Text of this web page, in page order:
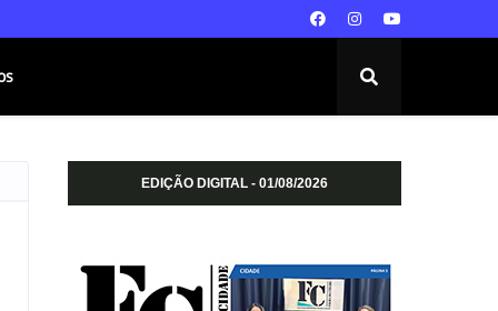
EDIÇÃO DIGITAL - 01/08/2026